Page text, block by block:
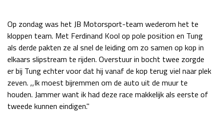
GP MEXICO 2026 30 okt - 01 nov
Kwalificatie
za 22:00 - 23:00
Race
zo 18:00 - 20:00
LAS VEGAS GRAND PRIX 2026 20 - 22 nov
Op zondag was het JB Motorsport-team wederom het te
kloppen team. Met Ferdinand Kool op pole position en Tung
als derde pakten ze al snel de leiding om zo samen op kop in
elkaars slipstream te rijden. Overstuur in bocht twee zorgde
er bij Tung echter voor dat hij vanaf de kop terug viel naar plek
zeven. ,,Ik moest bijremmen om de auto uit de muur te
houden. Jammer want ik had deze race makkelijk als eerste of
tweede kunnen eindigen."